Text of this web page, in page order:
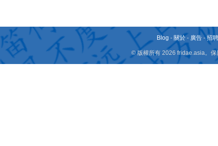
Blog - 關於 - 廣告 -招
© 版權所有 2026 fridae.asia。